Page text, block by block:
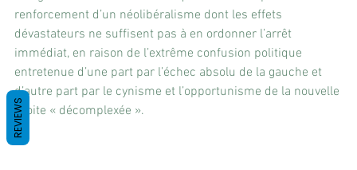
renforcement d’un néolibéralisme dont les effets
dévastateurs ne suffisent pas à en ordonner l’arrêt
immédiat, en raison de l’extrême confusion politique
entretenue d’une part par l’échec absolu de la gauche et
d’autre part par le cynisme et l’opportunisme de la nouvelle
droite « décomplexée ».
REVIEWS